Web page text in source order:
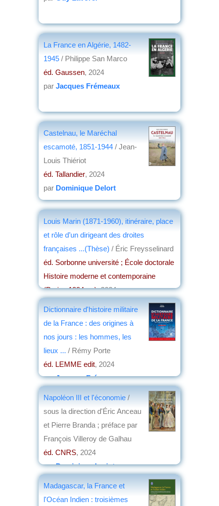
La France en Algérie, 1482-
1945 / Philippe San Marco
éd. Gaussen, 2024
par Jacques Frémeaux
Castelnau, le Maréchal
escamoté, 1851-1944 / Jean-
Louis Thiériot
éd. Tallandier, 2024
par Dominique Delort
Louis Marin (1871-1960), itinéraire, place
et rôle d’un dirigeant des droites
françaises ...(Thèse) / Éric Freysselinard
éd. Sorbonne université ; École doctorale
Histoire moderne et contemporaine
(Paris ; 1994-....), 2024
Dictionnaire d'histoire militaire
de la France : des origines à
nos jours : les hommes, les
lieux ... / Rémy Porte
éd. LEMME edit, 2024
parJacques Frémeaux
Napoléon III et l'économie /
sous la direction d'Éric Anceau
et Pierre Branda ; préface par
François Villeroy de Galhau
éd. CNRS, 2024
parDominique barjot
Madagascar, la France et
l'Océan Indien : troisièmes